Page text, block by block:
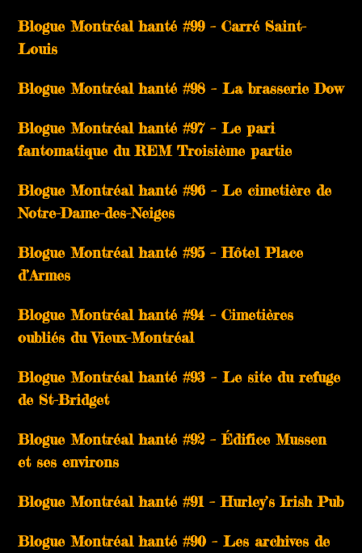
Blogue Montréal hanté #99 – Carré Saint-
Louis
Blogue Montréal hanté #98 – La brasserie Dow
Blogue Montréal hanté #97 – Le pari
fantomatique du REM Troisième partie
Blogue Montréal hanté #96 – Le cimetière de
Notre-Dame-des-Neiges
Blogue Montréal hanté #95 – Hôtel Place
d’Armes
Blogue Montréal hanté #94 – Cimetières
oubliés du Vieux-Montréal
Blogue Montréal hanté #93 – Le site du refuge
de St-Bridget
Blogue Montréal hanté #92 – Édifice Mussen
et ses environs
Blogue Montréal hanté #91 – Hurley’s Irish Pub
Blogue Montréal hanté #90 – Les archives de